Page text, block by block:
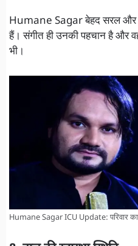
Humane Sagar बेहद सरल और
हैं। संगीत ही उनकी पहचान है और
भी।
Humane Sagar ICU Update: परिवार का